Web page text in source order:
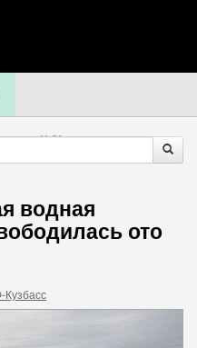
11:56
водная
ото
Кузбасс